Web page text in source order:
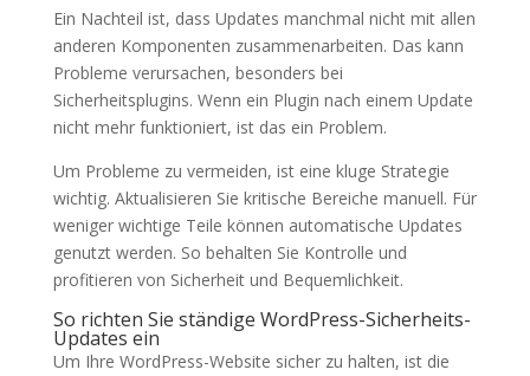
Ein Nachteil ist, dass Updates manchmal nicht mit allen
anderen Komponenten zusammenarbeiten. Das kann
Probleme verursachen, besonders bei
Sicherheitsplugins. Wenn ein Plugin nach einem Update
nicht mehr funktioniert, ist das ein Problem.
Um Probleme zu vermeiden, ist eine kluge Strategie
wichtig. Aktualisieren Sie kritische Bereiche manuell. Für
weniger wichtige Teile können automatische Updates
genutzt werden. So behalten Sie Kontrolle und
profitieren von Sicherheit und Bequemlichkeit.
So richten Sie ständige WordPress-Sicherheits-
Updates ein
Um Ihre WordPress-Website sicher zu halten, ist die